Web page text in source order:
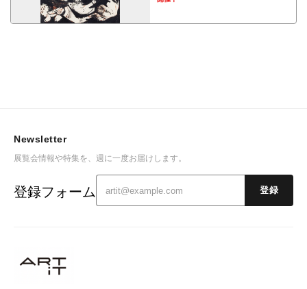
Newsletter
展覧会情報や特集を、週に一度お届けします。
登録フォーム 登録